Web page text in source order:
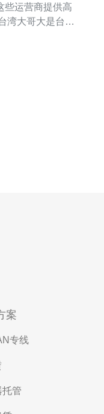
些运营商提供高
的基础设施和
案
专线
托管